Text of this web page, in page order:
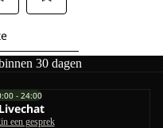
30 dagen
- 24:00
een gesprek